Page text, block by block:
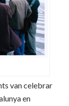
van celebrar
en